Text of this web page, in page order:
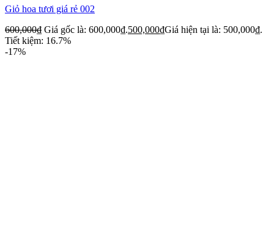
Giỏ hoa tươi giá rẻ 002
600,000₫ Giá gốc là: 600,000₫.500,000₫Giá hiện tại là: 500,000₫.
Tiết kiệm: 16.7%
-17%